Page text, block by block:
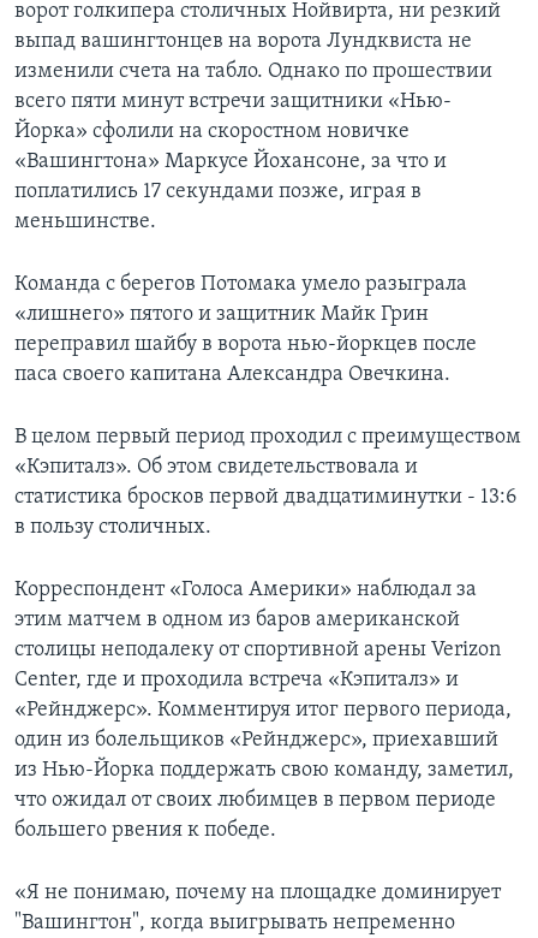
ворот голкипера столичных Нойвирта, ни резкий
выпад вашингтонцев на ворота Лундквиста не
изменили счета на табло. Однако по прошествии
всего пяти минут встречи защитники «Нью-
Йорка» сфолили на скоростном новичке
«Вашингтона» Маркусе Йохансоне, за что и
поплатились 17 секундами позже, играя в
меньшинстве.
Команда с берегов Потомака умело разыграла
«лишнего» пятого и защитник Майк Грин
переправил шайбу в ворота нью-йоркцев после
паса своего капитана Александра Овечкина.
В целом первый период проходил с преимуществом
«Кэпиталз». Об этом свидетельствовала и
статистика бросков первой двадцатиминутки - 13:6
в пользу столичных.
Корреспондент «Голоса Америки» наблюдал за
этим матчем в одном из баров американской
столицы неподалеку от спортивной арены Verizon
Center, где и проходила встреча «Кэпиталз» и
«Рейнджерс». Комментируя итог первого периода,
один из болельщиков «Рейнджерс», приехавший
из Нью-Йорка поддержать свою команду, заметил,
что ожидал от своих любимцев в первом периоде
большего рвения к победе.
«Я не понимаю, почему на площадке доминирует
"Вашингтон", когда выигрывать непременно